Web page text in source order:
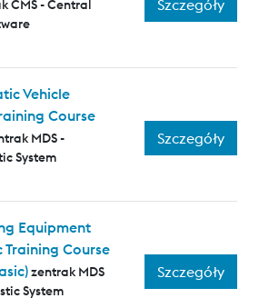
CMS - Central
Szczegóły
Vehicle
Course
MDS -
System
Szczegóły
Equipment
Course
zentrak MDS
System
Szczegóły